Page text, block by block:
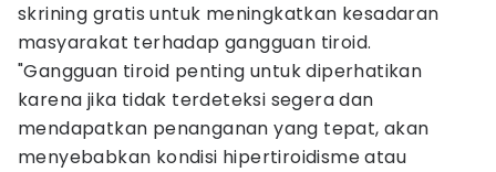
skrining gratis untuk meningkatkan kesadaran
masyarakat terhadap gangguan tiroid.
"Gangguan tiroid penting untuk diperhatikan
karena jika tidak terdeteksi segera dan
mendapatkan penanganan yang tepat, akan
menyebabkan kondisi hipertiroidisme atau